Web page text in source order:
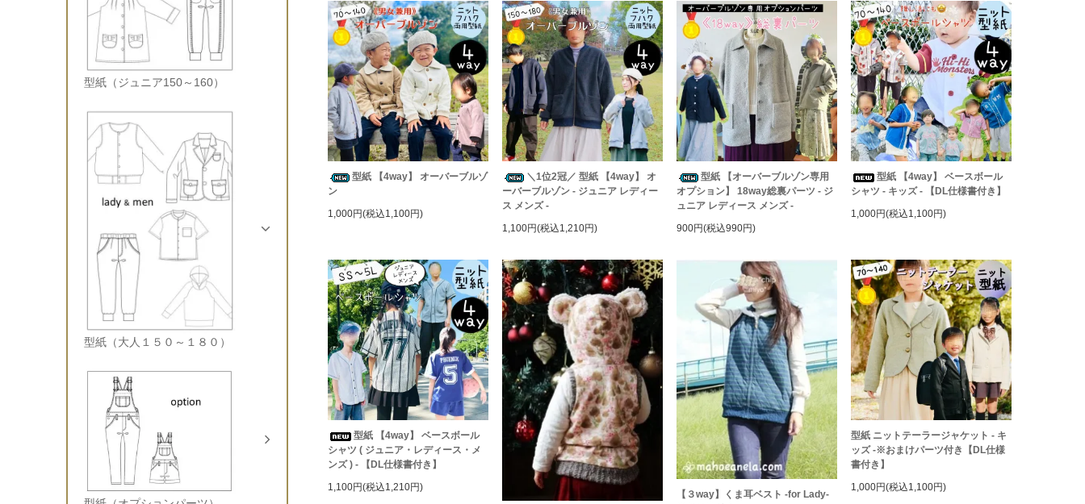
型紙 【4way】 オーバーブルゾ
ン
1,000円(税込1,100円)
＼1位2冠／ 型紙 【4way】 オ
ーバーブルゾン - ジュニア レディー
ス メンズ -
1,100円(税込1,210円)
型紙 【オーバーブルゾン専用
オプション】 18way総裏パーツ - ジ
ュニア レディース メンズ -
900円(税込990円)
型紙 【4way】 ベースボール
シャツ - キッズ - 【DL仕様書付き】
1,000円(税込1,100円)
型紙 【4way】 ベースボール
シャツ ( ジュニア・レディース・メ
ンズ ) - 【DL仕様書付き】
1,100円(税込1,210円)
【３way】くま耳ベスト -for Lady-
型紙 ニットテーラージャケット - キ
ッズ -※おまけパーツ付き【DL仕様
書付き】
1,000円(税込1,100円)
型紙（ジュニア150～160）
型紙（大人１５０～１８０）